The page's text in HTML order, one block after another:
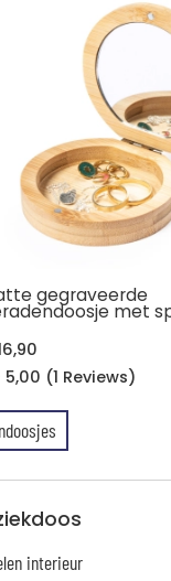
gegraveerde
met
5,00 (1 Reviews)
interieur